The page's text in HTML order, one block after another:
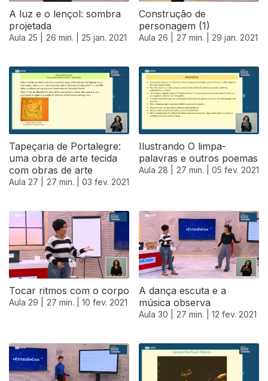
A luz e o lençol: sombra
projetada
Aula 25 | 26 min. | 25 jan. 2021
Construção de
personagem (1)
Aula 26 | 27 min. | 29 jan. 2021
Tapeçaria de Portalegre:
uma obra de arte tecida
com obras de arte
Aula 27 | 27 min. | 03 fev. 2021
Ilustrando O limpa-
palavras e outros poemas
Aula 28 | 27 min. | 05 fev. 2021
Tocar ritmos com o corpo
Aula 29 | 27 min. | 10 fev. 2021
A dança escuta e a
música observa
Aula 30 | 27 min. | 12 fev. 2021